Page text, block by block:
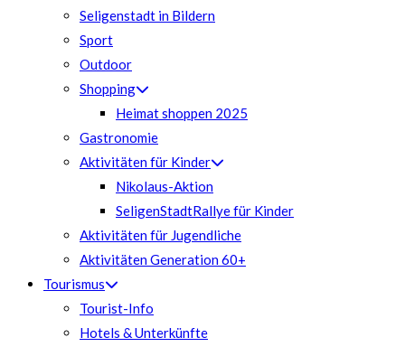
Seligenstadt in Bildern
Sport
Outdoor
Shopping
Heimat shoppen 2025
Gastronomie
Aktivitäten für Kinder
Nikolaus-Aktion
SeligenStadtRallye für Kinder
Aktivitäten für Jugendliche
Aktivitäten Generation 60+
Tourismus
Tourist-Info
Hotels & Unterkünfte